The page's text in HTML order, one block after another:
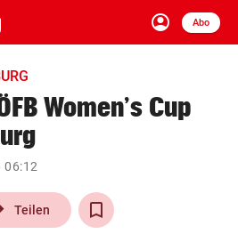
account_circle
Anmelden
Abo
close Schließen
arrow_right
Women’s Cup
06:12
Teilen